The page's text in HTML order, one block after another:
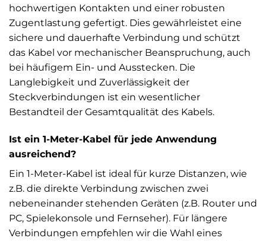
hochwertigen Kontakten und einer robusten
Zugentlastung gefertigt. Dies gewährleistet eine
sichere und dauerhafte Verbindung und schützt
das Kabel vor mechanischer Beanspruchung, auch
bei häufigem Ein- und Ausstecken. Die
Langlebigkeit und Zuverlässigkeit der
Steckverbindungen ist ein wesentlicher
Bestandteil der Gesamtqualität des Kabels.
Ist ein 1-Meter-Kabel für jede Anwendung
ausreichend?
Ein 1-Meter-Kabel ist ideal für kurze Distanzen, wie
z.B. die direkte Verbindung zwischen zwei
nebeneinander stehenden Geräten (z.B. Router und
PC, Spielekonsole und Fernseher). Für längere
Verbindungen empfehlen wir die Wahl eines